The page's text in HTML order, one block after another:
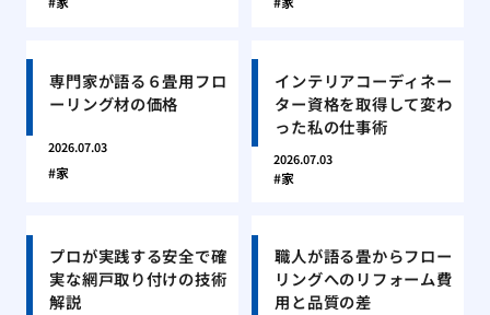
専門家が語る６畳用フロ
ーリング材の価格
2026.07.03
家
インテリアコーディネー
ター資格を取得して変わ
った私の仕事術
2026.07.03
家
プロが実践する安全で確
実な網戸取り付けの技術
解説
職人が語る畳からフロー
リングへのリフォーム費
用と品質の差